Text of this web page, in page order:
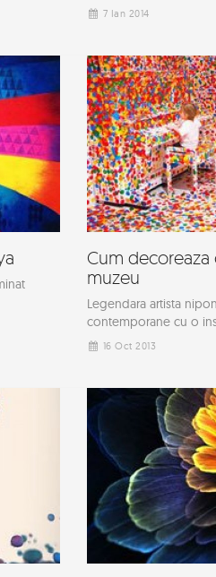
7 Ian 2014
Cum
muzeu
Legendara artista
contemporane cu o
16 Oct 2013